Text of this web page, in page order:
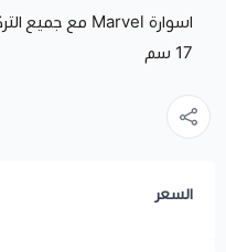
اسوارة Marvel مع جميع التركيبات
17 سم
السعر